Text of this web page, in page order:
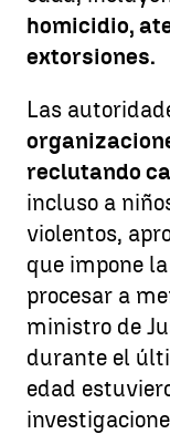
homicidio,
extorsiones.
Las
reclutando
incluso a
violentos,
que impone
procesar a
ministro de
durante el
edad